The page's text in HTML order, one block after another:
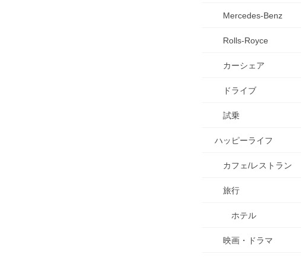
Mercedes-Benz
Rolls-Royce
カーシェア
ドライブ
試乗
ハッピーライフ
カフェ/レストラン
旅行
ホテル
映画・ドラマ